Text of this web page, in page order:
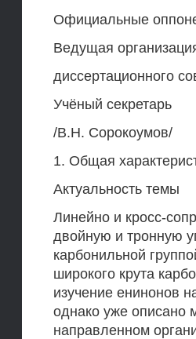
Официальные
Ведущая
диссертационного
Учёный секретарь
/В.Н. Сорокоумов/
1. Общая
Актуальность темы
Линейно и кросс-
двойную и тронную
карбонильной
широкого крута
изучение енинонов
однако уже описано
направленном